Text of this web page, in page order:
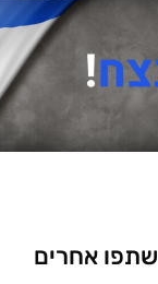
שתפו אחרים